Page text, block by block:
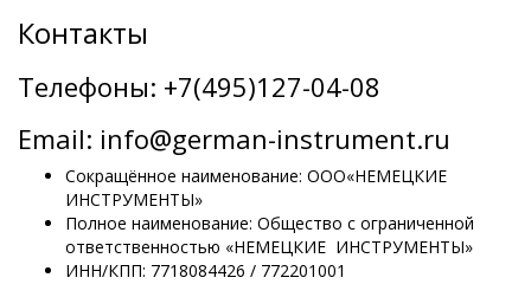
Контакты
Телефоны: +7(495)127-04-08
Email: info@german-instrument.ru
Сокращённое наименование: ООО«НЕМЕЦКИЕ
ИНСТРУМЕНТЫ»
Полное наименование: Общество с ограниченной
ответственностью «НЕМЕЦКИЕ ИНСТРУМЕНТЫ»
ИНН/КПП: 7718084426 / 772201001